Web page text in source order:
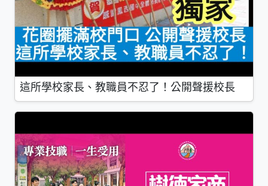
這所學校家長、教職員不忍了！公開聲援校長